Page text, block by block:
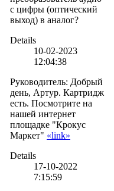
с цифры (оптический
выход) в аналог?
Details
10-02-2023
12:04:38
Руководитель: Добрый
день, Артур. Картридж
есть. Посмотрите на
нашей интернет
площадке "Крокус
Маркет" «link»
Details
17-10-2022
7:15:59